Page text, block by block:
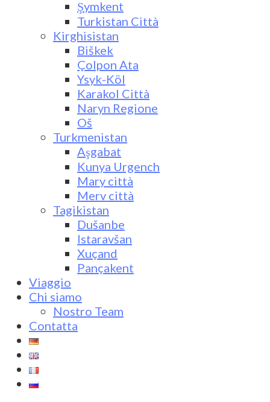
Şymkent
Turkistan Città
Kirghisistan
Biškek
Çolpon Ata
Ysyk-Köl
Karakol Città
Naryn Regione
Oš
Turkmenistan
Aşgabat
Kunya Urgench
Mary città
Merv città
Tagikistan
Dušanbe
Istaravšan
Xuçand
Pançakent
Viaggio
Chi siamo
Nostro Team
Contatta